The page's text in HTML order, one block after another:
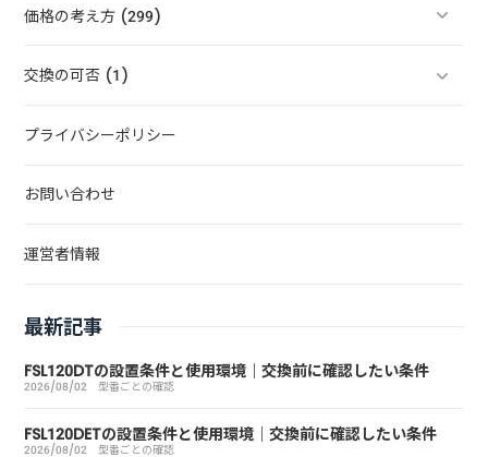
価格の考え方 (299)
交換の可否 (1)
プライバシーポリシー
お問い合わせ
運営者情報
最新記事
FSL120DTの設置条件と使用環境｜交換前に確認したい条件
2026/08/02 型番ごとの確認
FSL120DETの設置条件と使用環境｜交換前に確認したい条件
2026/08/02 型番ごとの確認